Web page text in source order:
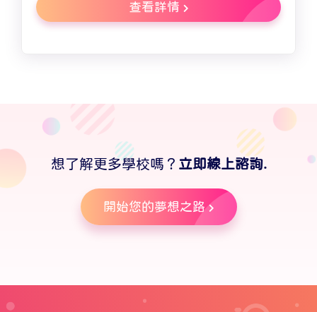
查看詳情
想了解更多學校嗎？ 立即線上諮詢.
開始您的夢想之路